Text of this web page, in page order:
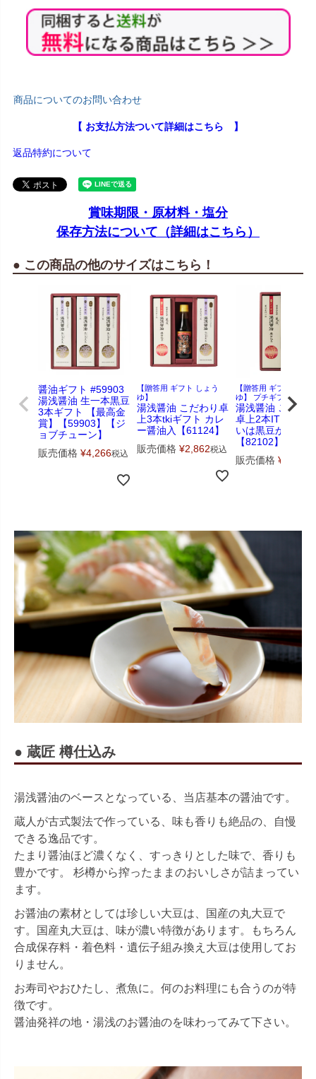
商品についてのお問い合わせ
【 お支払方法ついて詳細はこちら 】
返品特約について
賞味期限・原材料・塩分
保存方法について（詳細はこちら）
● この商品の他のサイズはこちら！
醤油ギフト #59903
湯浅醤油 生一本黒豆
3本ギフト 【最高金
賞】【59903】【ジ
ョブチューン】
販売価格 ¥4,266税込
【贈答用 ギフト しょう
ゆ】
湯浅醤油 こだわり卓
上3本tkiギフト カレ
ー醤油入【61124】
販売価格 ¥2,862税込
【贈答用 ギフト しょ
ゆ】 プチギフトにも！
湯浅醤油 こだわ
卓上2本ITギフト
いは黒豆か丸大豆
【82102】
販売価格 ¥
● 蔵匠 樽仕込み
湯浅醤油のベースとなっている、当店基本の醤油です。
蔵人が古式製法で作っている、味も香りも絶品の、自慢
できる逸品です。
たまり醤油ほど濃くなく、すっきりとした味で、香りも
豊かです。 杉樽から搾ったままのおいしさが詰まってい
ます。
お醤油の素材としては珍しい大豆は、国産の丸大豆で
す。国産丸大豆は、味が濃い特徴があります。もちろん
合成保存料・着色料・遺伝子組み換え大豆は使用してお
りません。
お寿司やおひたし、煮魚に。何のお料理にも合うのが特
徴です。
醤油発祥の地・湯浅のお醤油のを味わってみて下さい。